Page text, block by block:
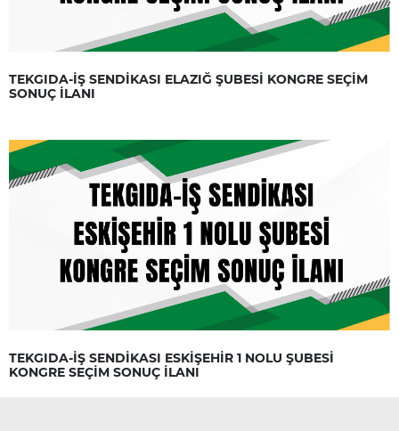
TEKGIDA-İŞ SENDİKASI ELAZIĞ ŞUBESİ KONGRE SEÇİM
SONUÇ İLANI
TEKGIDA-İŞ SENDİKASI ESKİŞEHİR 1 NOLU ŞUBESİ
KONGRE SEÇİM SONUÇ İLANI